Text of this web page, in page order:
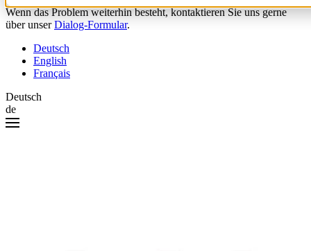
Wenn das Problem weiterhin besteht, kontaktieren Sie uns gerne
über unserDialog-Formular.
Deutsch
English
Français
Deutsch
de